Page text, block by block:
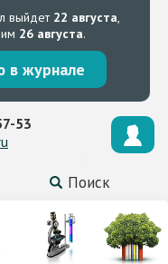
выйдет 22 августа,
26 августа.
в журнале
Поиск
53